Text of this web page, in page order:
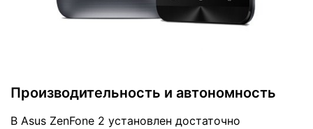
Производительность и автономность
В Asus ZenFone 2 установлен достаточно